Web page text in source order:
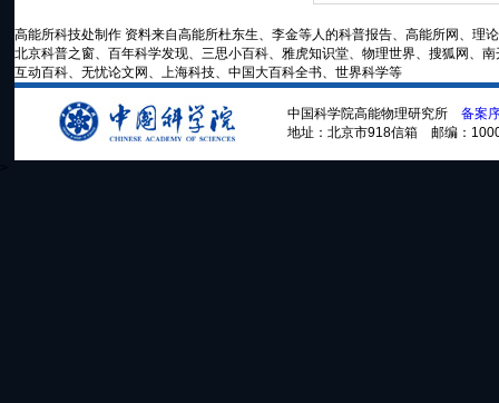
高能所科技处制作 资料来自高能所杜东生、李金等人的科普报告、高能所网、
北京科普之窗、百年科学发现、三思小百科、雅虎知识堂、物理世界、搜狐网、
互动百科、无忧论文网、上海科技、中国大百科全书、世界科学等
中国科学院高能物理研究所 备案
地址：北京市918信箱 邮编：
>